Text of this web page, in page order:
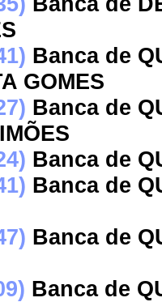
Banca de
GOMES
Banca de
Banca de
Banca de
Banca de
Banca de